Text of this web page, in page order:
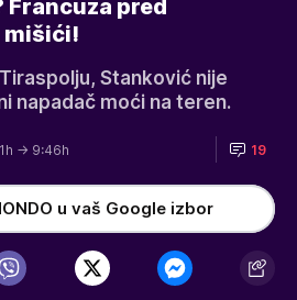
Francuza pred
mišići!
Stanković nije
napadač moći na teren.
→ 9:46h 19
u vaš Google izbor